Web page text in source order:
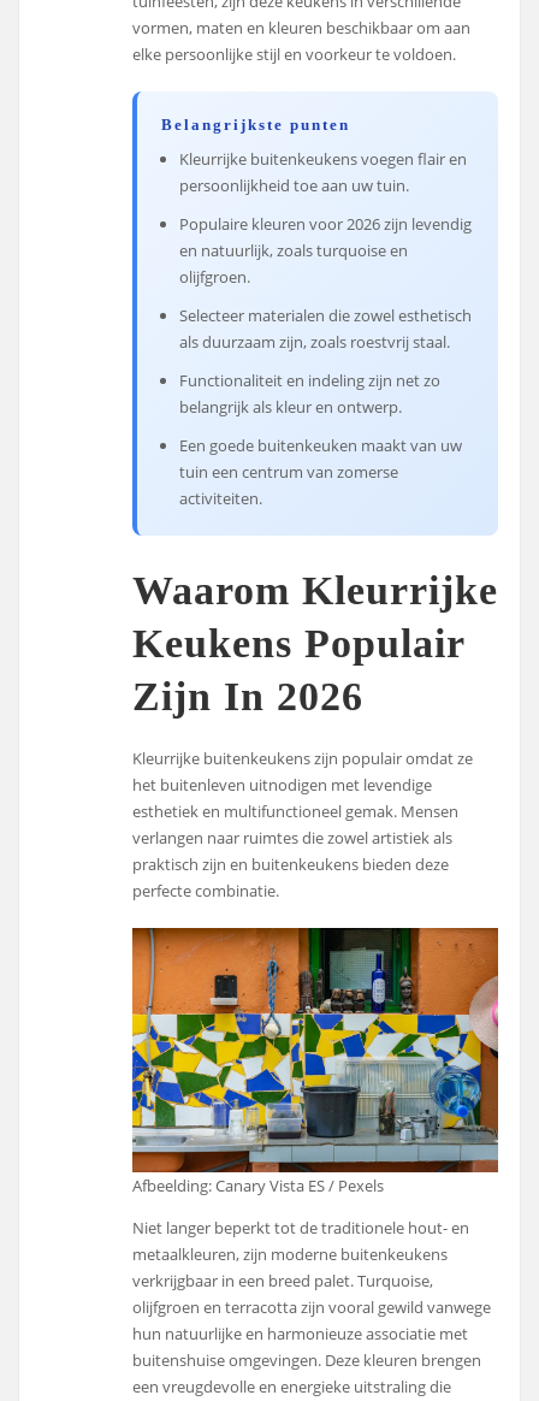
vormen, maten en kleuren beschikbaar om aan
elke persoonlijke stijl en voorkeur te voldoen.
Belangrijkste punten
Kleurrijke buitenkeukens voegen flair en
persoonlijkheid toe aan uw tuin.
Populaire kleuren voor 2026 zijn levendig
en natuurlijk, zoals turquoise en
olijfgroen.
Selecteer materialen die zowel esthetisch
als duurzaam zijn, zoals roestvrij staal.
Functionaliteit en indeling zijn net zo
belangrijk als kleur en ontwerp.
Een goede buitenkeuken maakt van uw
tuin een centrum van zomerse
activiteiten.
Waarom Kleurrijke
Keukens Populair
Zijn In 2026
Kleurrijke buitenkeukens zijn populair omdat ze
het buitenleven uitnodigen met levendige
esthetiek en multifunctioneel gemak. Mensen
verlangen naar ruimtes die zowel artistiek als
praktisch zijn en buitenkeukens bieden deze
perfecte combinatie.
Afbeelding: Canary Vista ES / Pexels
Niet langer beperkt tot de traditionele hout- en
metaalkleuren, zijn moderne buitenkeukens
verkrijgbaar in een breed palet. Turquoise,
olijfgroen en terracotta zijn vooral gewild vanwege
hun natuurlijke en harmonieuze associatie met
buitenshuise omgevingen. Deze kleuren brengen
een vreugdevolle en energieke uitstraling die